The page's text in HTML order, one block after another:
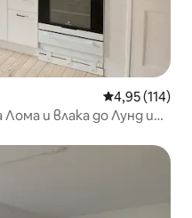
Средна
4,95 (114)
и влака до Лунд и